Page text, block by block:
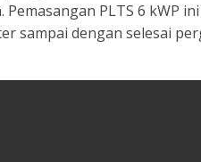
PLTS 6 kWP
sampai dengan selesai